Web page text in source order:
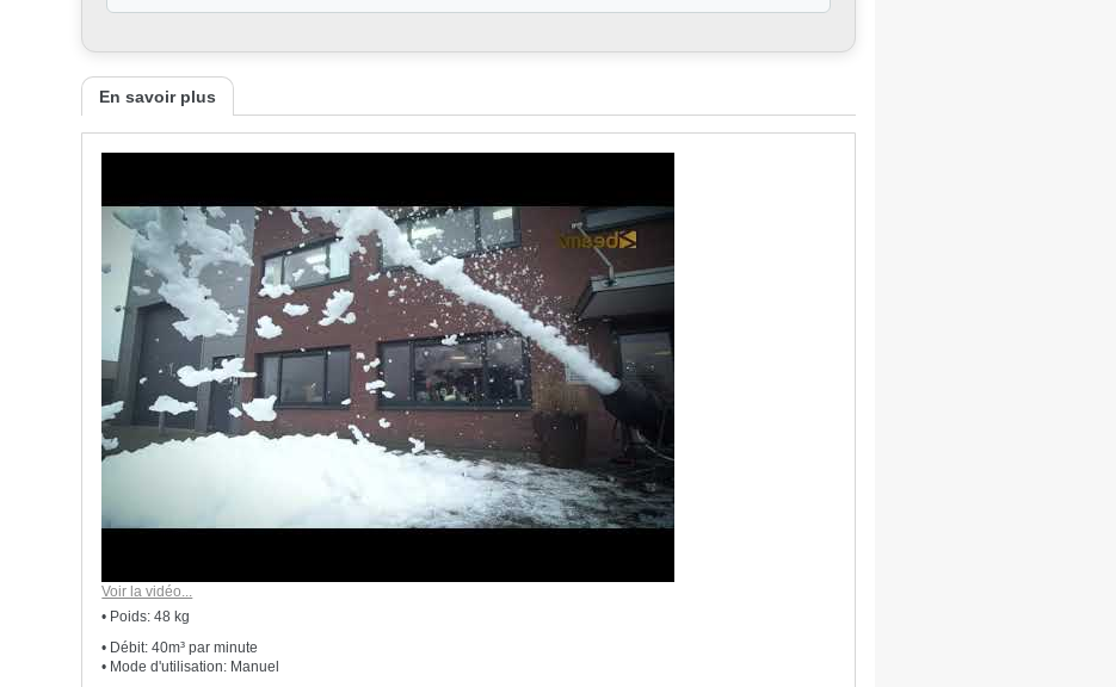
En savoir plus
Voir la vidéo...
• Poids: 48 kg
• Débit: 40m³ par minute
• Mode d'utilisation: Manuel